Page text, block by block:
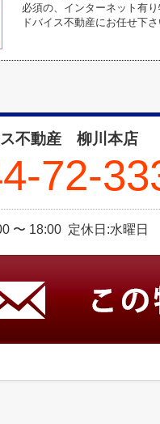
必須の、インターネット有
ドバイス不動産にお任せ下さ
ス不動産 柳川本店
72-
〜 18:00 定休日:水曜日